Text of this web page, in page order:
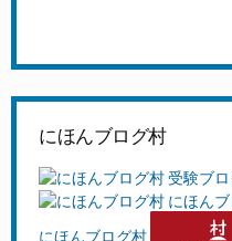
にほんブログ村
にほんブログ村